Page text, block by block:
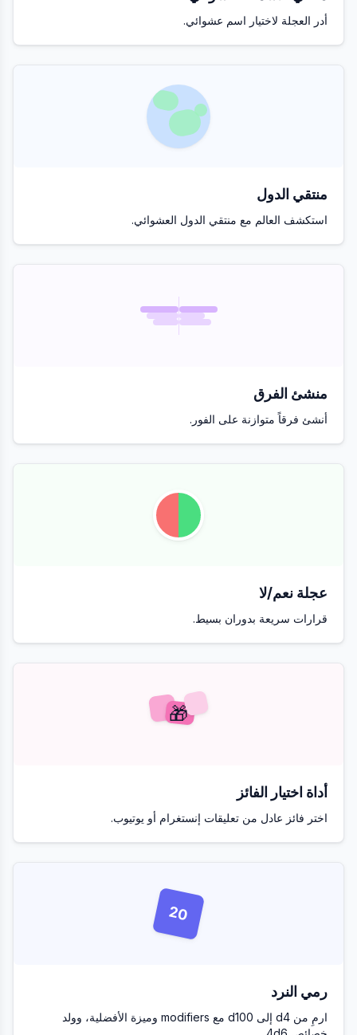
أدر العجلة لاختيار اسم عشوائي.
منتقي الدول
استكشف العالم مع منتقي الدول العشوائي.
منشئ الفرق
أنشئ فرقاً متوازنة على الفور.
عجلة نعم/لا
قرارات سريعة بدوران بسيط.
🎁
أداة اختيار الفائز
اختر فائز عادل من تعليقات إنستغرام أو يوتيوب.
20
رمي النرد
ارمِ من d4 إلى d100 مع modifiers وميزة الأفضلية، وولد